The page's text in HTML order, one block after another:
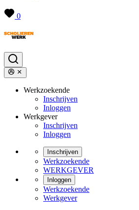
0
Werkzoekende
Inschrijven
Inloggen
Werkgever
Inschrijven
Inloggen
Inschrijven
Werkzoekende
WERKGEVER
Inloggen
Werkzoekende
Werkgever